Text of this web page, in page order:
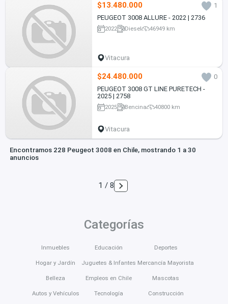
$13.480.000
1
PEUGEOT 3008 ALLURE - 2022 | 2736
2022 Diesel 46949 km
Vitacura
$24.480.000
0
PEUGEOT 3008 GT LINE PURETECH -
2025 | 2758
2025 Bencina 40800 km
Vitacura
Encontramos 228 Peugeot 3008 en Chile, mostrando 1 a 30
anuncios
1 / 8
Categorías
Inmuebles
Hogar y Jardín
Belleza
Autos y Vehículos
Educación
Juguetes & Infantes
Empleos en Chile
Tecnología
Deportes
Mercancía Mayorista
Mascotas
Construcción